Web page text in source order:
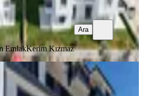
EmlakKerim Kızmaz
Ara
Ayvacık'da Kiralık
1+1 Asansörlü Daire